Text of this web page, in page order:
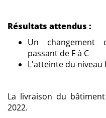
Résultats attendus :
Un changement
passant de F à C
L'atteinte du niveau
La livraison du
2022.